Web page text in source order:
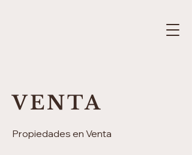
VENTA
Propiedades en Venta